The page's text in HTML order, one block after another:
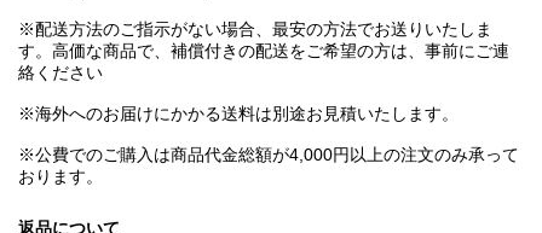
※配送方法のご指示がない場合、最安の方法でお送りいたしま
す。高価な商品で、補償付きの配送をご希望の方は、事前にご連
絡ください
※海外へのお届けにかかる送料は別途お見積いたします。
※公費でのご購入は商品代金総額が4,000円以上の注文のみ承って
おります。
返品について